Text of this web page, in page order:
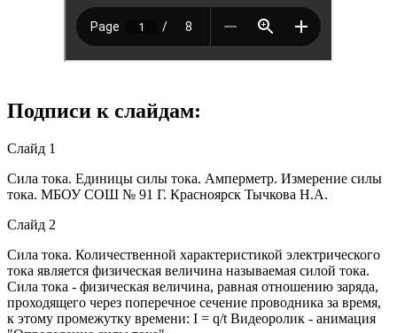
Подписи к слайдам:
Слайд 1
Сила тока. Единицы силы тока. Амперметр. Измерение силы
тока. МБОУ СОШ № 91 Г. Красноярск Тычкова Н.А.
Слайд 2
Сила тока. Количественной характеристикой электрического
тока является физическая величина называемая силой тока.
Сила тока - физическая величина, равная отношению заряда,
проходящего через поперечное сечение проводника за время,
к этому промежутку времени: I = q/t Видеоролик - анимация